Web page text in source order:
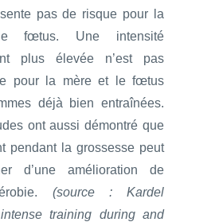
pas de risque pour la
fœtus. Une intensité
plus élevée n’est pas
pour la mère et le fœtus
déjà bien entraînées.
ont aussi démontré que
pendant la grossesse peut
d’une amélioration de
(source : Kardel
training during and